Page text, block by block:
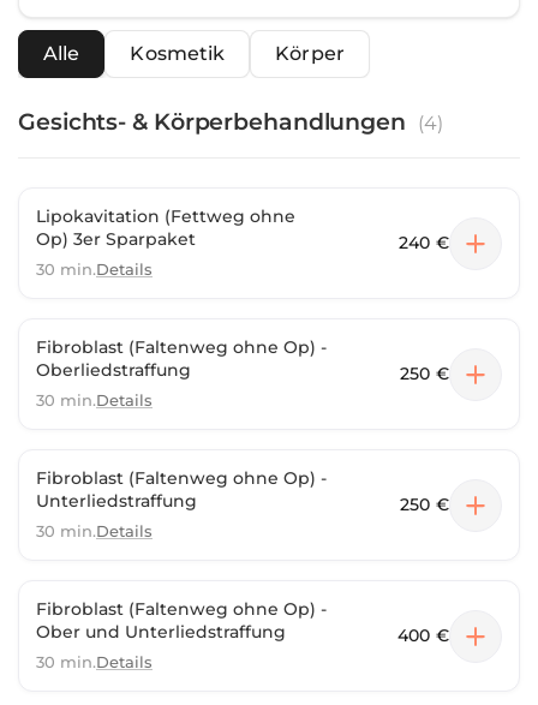
Alle Kosmetik Körper
Gesichts- & Körperbehandlungen (4)
Lipokavitation (Fettweg ohne
Op) 3er Sparpaket
30 min.Details
240 €
Fibroblast (Faltenweg ohne Op) -
Oberliedstraffung
30 min.Details
250 €
Fibroblast (Faltenweg ohne Op) -
Unterliedstraffung
30 min.Details
250 €
Fibroblast (Faltenweg ohne Op) -
Ober und Unterliedstraffung
30 min.Details
400 €